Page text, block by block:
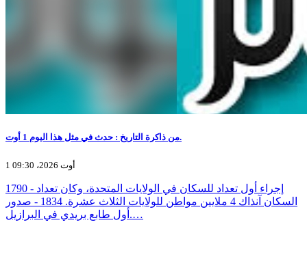
من ذاكرة التاريخ : حدث في مثل هذا اليوم 1 أوت.
1 أوت 2026، 09:30
1790 - إجراء أول تعداد للسكان في الولايات المتحدة، وكان تعداد
السكان آنذاك 4 ملايين مواطن للولايات الثلاث عشرة. 1834 - صدور
أول طابع بريدي في البرازيل.…